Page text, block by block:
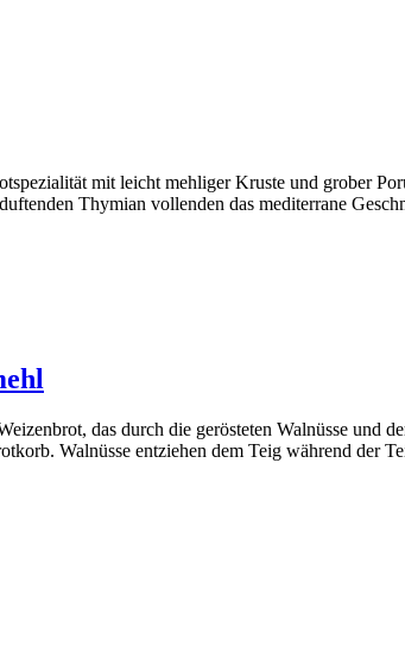
mit leicht mehliger Kruste und grober
Thymian vollenden das mediterrane
das durch die gerösteten Walnüsse
Walnüsse entziehen dem Teig während der